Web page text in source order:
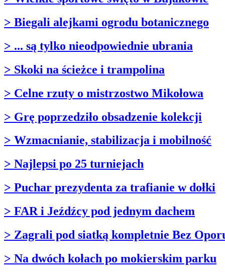
> Biegali alejkami ogrodu botanicznego
> ... są tylko nieodpowiednie ubrania
> Skoki na ścieżce i trampolina
> Celne rzuty o mistrzostwo Mikołowa
> Grę poprzedziło obsadzenie kolekcji
> Wzmacnianie, stabilizacja i mobilność
> Najlepsi po 25 turniejach
> Puchar prezydenta za trafianie w dołki
> FAR i Jeźdźcy pod jednym dachem
> Zagrali pod siatką kompletnie Bez
> Na dwóch kołach po mokierskim parku